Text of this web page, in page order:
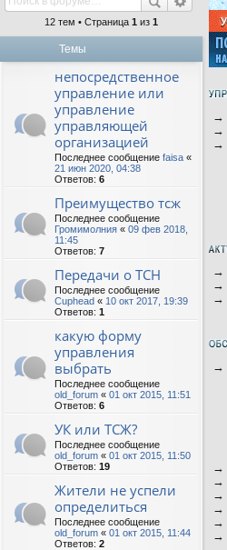
12 тем • Страница 1 из 1
Темы
непосредственное
управление или
управление
управляющей
организацией
Последнее сообщение faisa «
21 июн 2020, 04:38
Ответов: 6
Преимущество тсж
Последнее сообщение
Громимолния « 09 фев 2018,
11:45
Ответов: 7
Передачи о ТСН
Последнее сообщение
Cuphead « 10 окт 2017, 19:39
Ответов: 1
какую форму
управления
выбрать
Последнее сообщение
old_forum « 01 окт 2015, 11:51
Ответов: 6
УК или ТСЖ?
Последнее сообщение
old_forum « 01 окт 2015, 11:50
Ответов: 19
Жители не успели
определиться
Последнее сообщение
old_forum « 01 окт 2015, 11:44
Ответов: 2
→
→
→
→
→
→
→
→
→
→
→
→
→